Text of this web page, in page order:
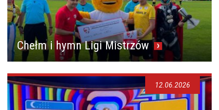
Chełm i hymn Ligi Mistrzów
12.06.2026